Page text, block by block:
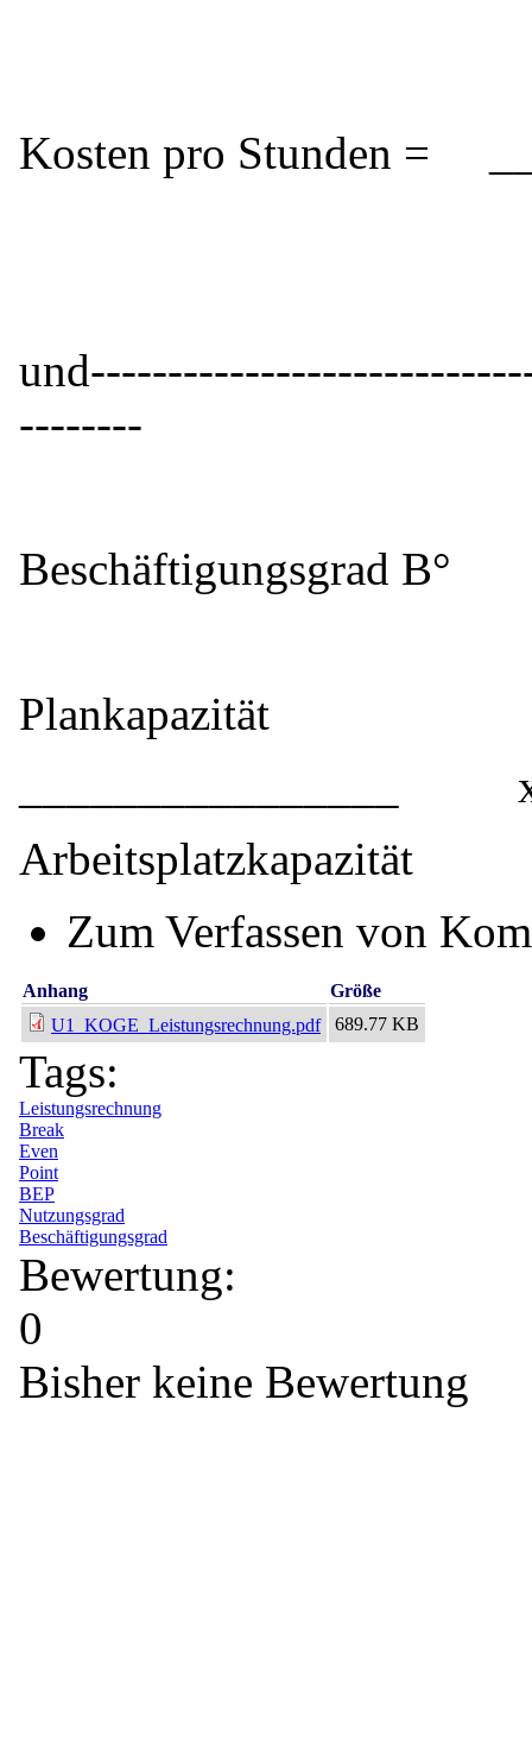
Kosten pro Stunden =
--------
Beschäftigungsgrad B°
Plankapazität
________________
Arbeitsplatzkapazität
Zum Verfassen von
Anhang
Größe
U1_KOGE_Leistungsrechnung.pdf
689.77 KB
Tags:
Leistungsrechnung
Break
Even
Point
BEP
Nutzungsgrad
Beschäftigungsgrad
Bewertung:
0
Bisher keine Bewertung